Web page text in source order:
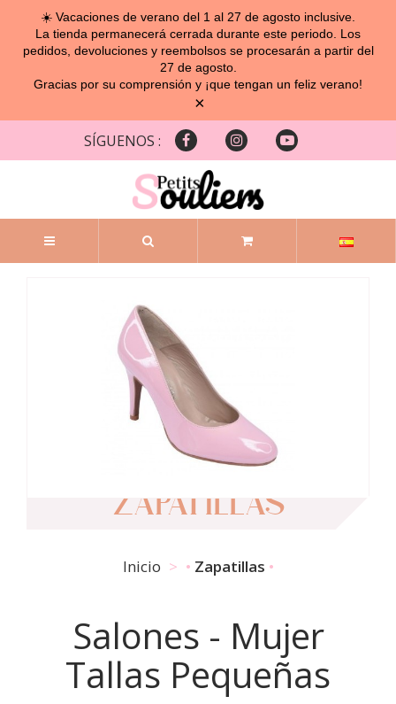
☀️ Vacaciones de verano del 1 al 27 de agosto inclusive.
La tienda permanecerá cerrada durante este periodo. Los
pedidos, devoluciones y reembolsos se procesarán a partir del
27 de agosto.
Gracias por su comprensión y ¡que tengan un feliz verano!
×
SÍGUENOS :
ZAPATILLAS
Inicio Zapatillas
Salones - Mujer
Tallas Pequeñas